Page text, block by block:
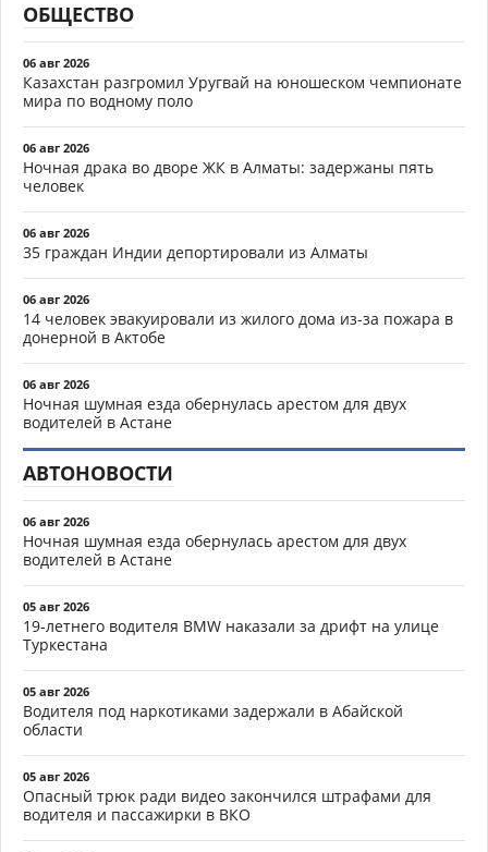
ОБЩЕСТВО
06 авг 2026
Казахстан разгромил Уругвай на юношеском чемпионате
мира по водному поло
06 авг 2026
Ночная драка во дворе ЖК в Алматы: задержаны пять
человек
06 авг 2026
35 граждан Индии депортировали из Алматы
06 авг 2026
14 человек эвакуировали из жилого дома из-за пожара в
донерной в Актобе
06 авг 2026
Ночная шумная езда обернулась арестом для двух
водителей в Астане
АВТОНОВОСТИ
06 авг 2026
Ночная шумная езда обернулась арестом для двух
водителей в Астане
05 авг 2026
19-летнего водителя BMW наказали за дрифт на улице
Туркестана
05 авг 2026
Водителя под наркотиками задержали в Абайской
области
05 авг 2026
Опасный трюк ради видео закончился штрафами для
водителя и пассажирки в ВКО